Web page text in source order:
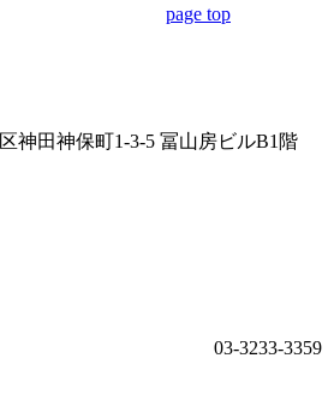
page top
神田神保町1-3-5 冨山房ビルB1階
03-3233-3359